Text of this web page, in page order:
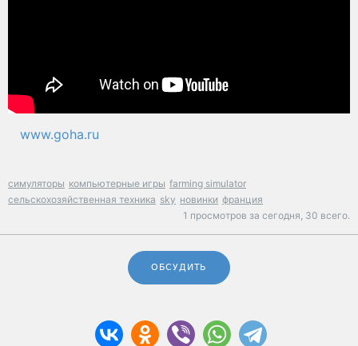
www.goha.ru
симуляторы компьютерные игры farming simulator
сельскохозяйственная техника sky новинки франция
1 просмотров за сегодня, 30 всего.
ОБСУДИТЬ